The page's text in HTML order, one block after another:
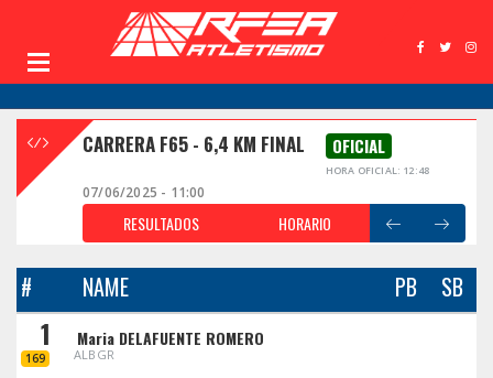
CARRERA F65 - 6,4 KM FINAL OFICIAL
HORA OFICIAL: 12:48
07/06/2025 - 11:00
RESULTADOS HORARIO
# NAME PB SB
1
169
Maria DELAFUENTE ROMERO
ALBGR